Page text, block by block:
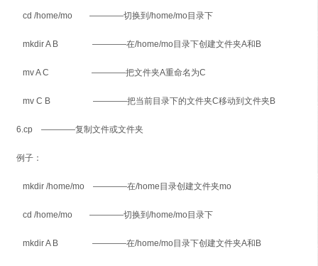
cd /home/mo ————切换到/home/mo目录下
mkdir A B ————在/home/mo目录下创建文件夹A和B
mv A C ————把文件夹A重命名为C
mv C B ————把当前目录下的文件夹C移动到文件夹B
6.cp ————复制文件或文件夹
例子：
mkdir /home/mo ————在/home目录创建文件夹mo
cd /home/mo ————切换到/home/mo目录下
mkdir A B ————在/home/mo目录下创建文件夹A和B